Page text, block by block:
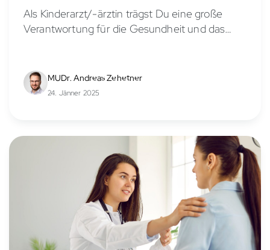
Als Kinderarzt/-ärztin trägst Du eine große
Verantwortung für die Gesundheit und das
Kinder- und Jugendmedizin aus?...
MUDr. Andreas Zehetner
24. Jänner 2025